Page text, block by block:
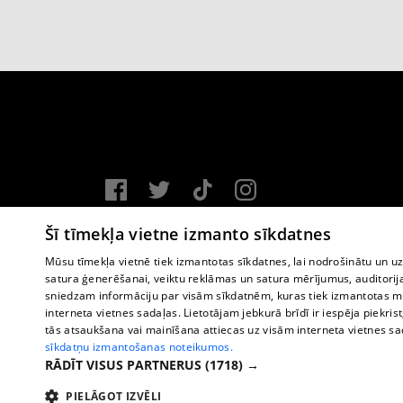
Vortal assistance service: e-mail -
Copyright © 2004-2026 SIA HELIO MEDIA.
All rights reserved.
Šī tīmekļa vietne izmanto sīkdatnes
Mūsu tīmekļa vietnē tiek izmantotas sīkdatnes, lai nodrošinātu un
satura ģenerēšanai, veiktu reklāmas un satura mērījumus,
sniedzam informāciju par visām sīkdatnēm, kuras tiek izmantotas
interneta vietnes sadaļas. Lietotājam jebkurā brīdī ir iespēja
tās atsaukšana vai mainīšana attiecas uz visām interneta vietnes
sīkdatņu izmantošanas noteikumos.
RĀDĪT VISUS PARTNERUS (1718) →
PIELĀGOT IZVĒLI